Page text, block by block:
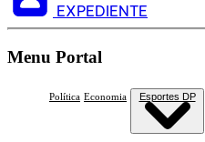
EXPEDIENTE
Menu Portal
Política Economia Esportes DP